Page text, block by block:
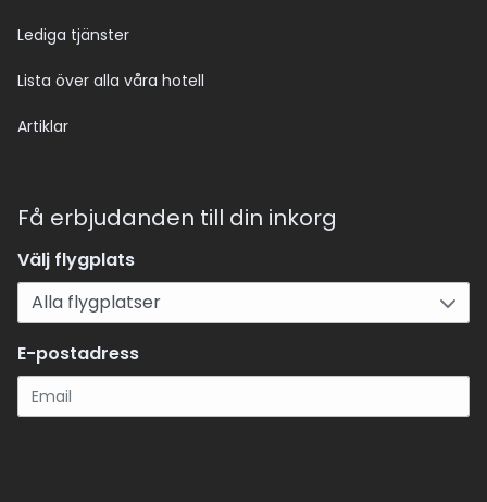
Lediga tjänster
Lista över alla våra hotell
Artiklar
Få erbjudanden till din inkorg
Välj flygplats
E-postadress